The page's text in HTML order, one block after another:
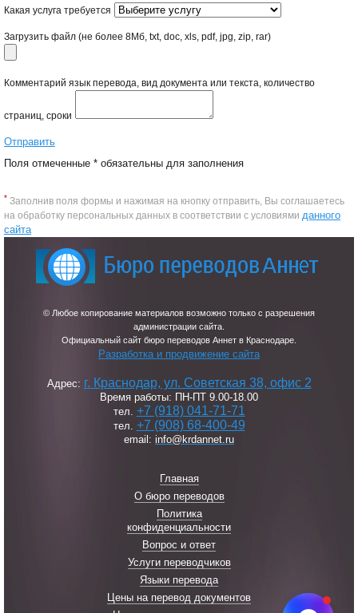
Какая услуга требуется
Загрузить файл (не более 8Mб, txt, doc, xls, pdf, jpg, zip, rar)
Комментарий язык перевода, вид документа или текста, количество
страниц, сроки
Отправить
Поля отмеченные * обязательны для заполнения
* Заполнив поля формы и нажимая на кнопку отправить, Вы соглашаетесь
на обработку персональных данных в соответствии с условиями данного
сайта
© Любое копирование материалов возможно только с разрешения
администрации сайта.
Официальный сайт бюро переводов Аннет в Краснодаре.
Разработка и продвижение сайта
Адрес: г. Краснодар, ул. Советская 38, офис 2
Время работы: ПН-ПТ 9.00-18.00
тел. +7 (918) 041-71-71
тел. +7 (908) 68-400-49
email: info@krdannet.ru
Главная
О бюро переводов
Политика
конфиденциальности
Вопрос и ответ
Услуги переводчиков
Языки перевода
Цены на перевод документов